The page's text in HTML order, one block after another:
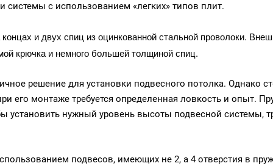
системы с использованием «легких» типов плит.
и двух спиц из оцинкованной стальной проволоки.
крючка и немного большей толщиной спиц.
решение для установки подвесного потолка. Однако
его монтаже требуется определенная ловкость и опыт.
установить нужный уровень высоты подвесной системы,
подвесов, имеющих не 2, а 4 отверстия в